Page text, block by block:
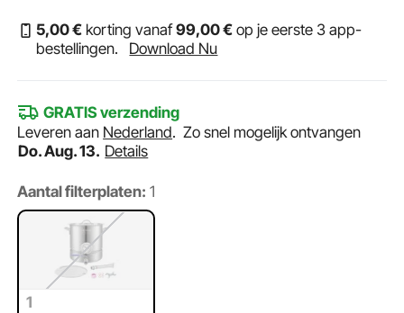
5,00€ korting vanaf99,00€ op je eerste 3 app-
bestellingen.
Download Nu
GRATIS verzending
Leveren aan Nederland.Zo snel mogelijk ontvangen
Do. Aug. 13. Details
Aantal filterplaten: 1
1